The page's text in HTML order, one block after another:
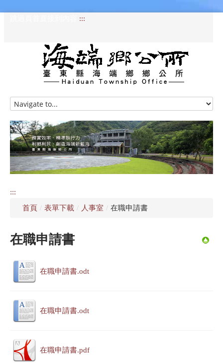
:::
HOME
訊息專區
認識海端
公所介紹
:::
首頁 / 表單下載 / 人事室 / 在職申請書
在職申請書
在職申請書.odt
在職申請書.odt
在職申請書.pdf